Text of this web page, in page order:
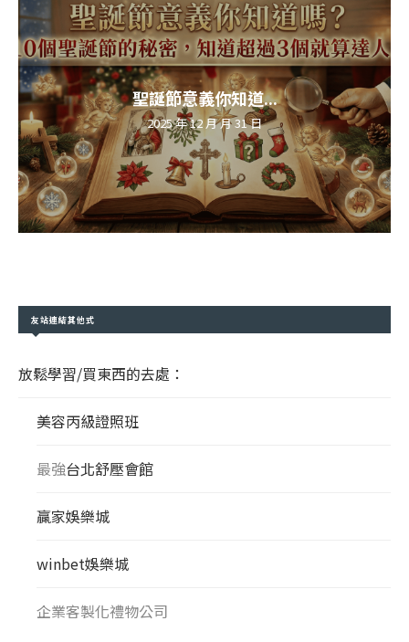
聖誕節意義你知道...
2025 年 12 月 月 31 日
友站連結其他式
放鬆學習/買東西的去處：
美容丙級證照班
最強台北舒壓會館
贏家娛樂城
winbet娛樂城
企業客製化禮物公司